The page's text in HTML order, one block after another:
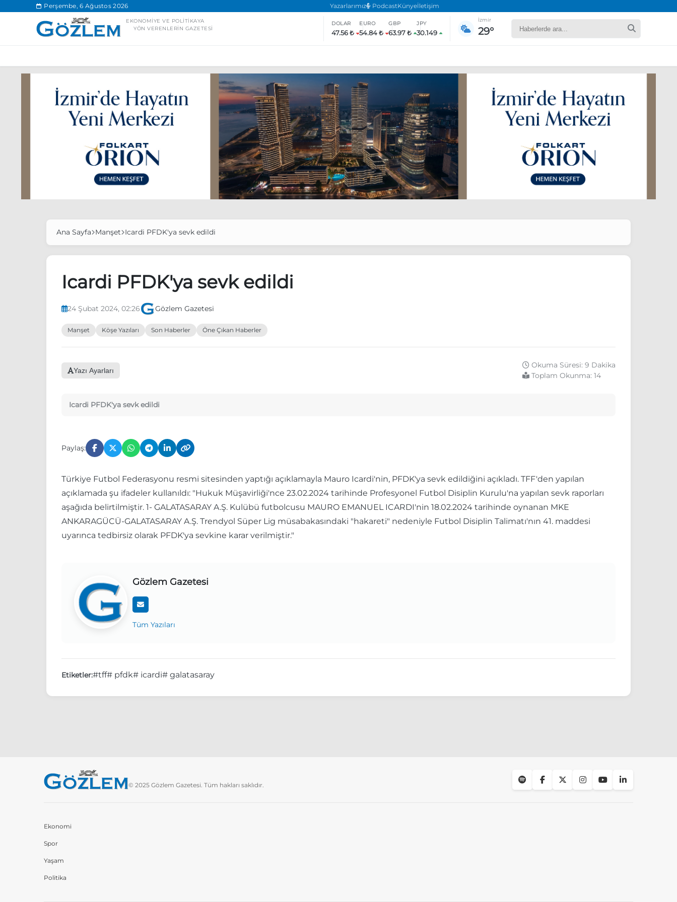
Perşembe, 6 Ağustos 2026 Yazarlarımız PodcastKünyeİletişim
EKONOMIYE VE POLITIKAYA
YÖN VERENLERIN GAZETESI
DOLAR
47.56 ₺
EURO
54.84 ₺
GBP
63.97 ₺
JPY
30.149
İzmir
29°
Ankara’da eylem yasağı uzatıldı
Özgür Özel, Ekrem İmamoğlu’nu ziyaret edecek
Ünlü çift bir etkinliğe daha katılmama kararı aldı
Boykot
Ana Sayfa Manşet Icardi PFDK'ya sevk edildi
Icardi PFDK'ya sevk edildi
24 Şubat 2024, 02:26 Gözlem Gazetesi
Manşet Köşe Yazıları Son Haberler Öne Çıkan Haberler
Yazı Ayarları
Okuma Süresi: 9 Dakika
Toplam Okunma: 14
Icardi PFDK'ya sevk edildi
Paylaş:
Türkiye Futbol Federasyonu resmi sitesinden yaptığı açıklamayla Mauro Icardi'nin, PFDK'ya sevk edildiğini açıkladı. TFF'den yapılan
açıklamada şu ifadeler kullanıldı: "Hukuk Müşavirliği'nce 23.02.2024 tarihinde Profesyonel Futbol Disiplin Kurulu'na yapılan sevk raporları
aşağıda belirtilmiştir. 1- GALATASARAY A.Ş. Kulübü futbolcusu MAURO EMANUEL ICARDI'nin 18.02.2024 tarihinde oynanan MKE
ANKARAGÜCÜ-GALATASARAY A.Ş. Trendyol Süper Lig müsabakasındaki "hakareti" nedeniyle Futbol Disiplin Talimatı'nın 41. maddesi
uyarınca tedbirsiz olarak PFDK'ya sevkine karar verilmiştir."
Gözlem Gazetesi
Tüm Yazıları
Etiketler:#tff# pfdk# icardi# galatasaray
© 2025 Gözlem Gazetesi. Tüm hakları saklıdır.
Ekonomi
Spor
Yaşam
Politika